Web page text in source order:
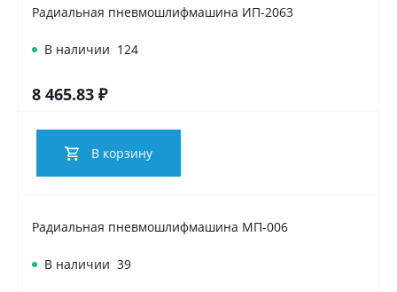
Радиальная пневмошлифмашина ИП-2063
В наличии 124
8 465.83 ₽
В корзину
Радиальная пневмошлифмашина МП-006
В наличии 39